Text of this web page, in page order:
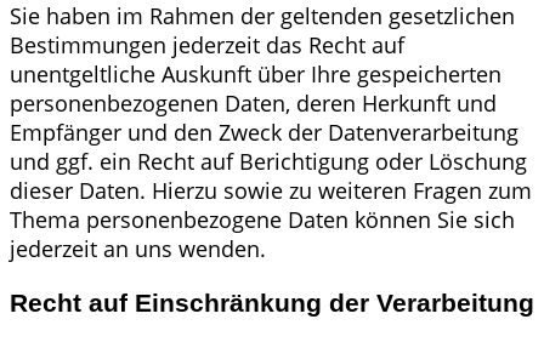
Sie haben im Rahmen der geltenden gesetzlichen
Bestimmungen jederzeit das Recht auf
unentgeltliche Auskunft über Ihre gespeicherten
personenbezogenen Daten, deren Herkunft und
Empfänger und den Zweck der Datenverarbeitung
und ggf. ein Recht auf Berichtigung oder Löschung
dieser Daten. Hierzu sowie zu weiteren Fragen zum
Thema personenbezogene Daten können Sie sich
jederzeit an uns wenden.
Recht auf Einschränkung der Verarbeitung